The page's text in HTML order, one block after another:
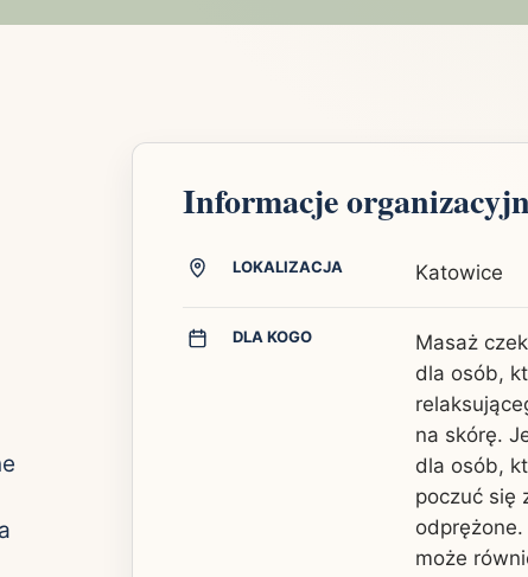
Informacje
LOKALIZACJA Katowice
DLA KOGO
Masaż
dla osób,
na skórę.
dla osób,
poczuć się
może